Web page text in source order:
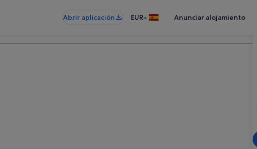
Abrir aplicación EUR• Anunciar alojamiento